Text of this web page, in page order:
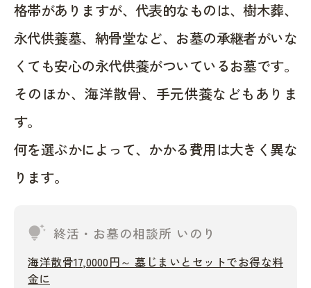
格帯がありますが、代表的なものは、樹木葬、
永代供養墓、納骨堂など、お墓の承継者がいな
くても安心の永代供養がついているお墓です。
そのほか、海洋散骨、手元供養などもありま
す。
何を選ぶかによって、かかる費用は大きく異な
ります。
tips_and_updates 終活・お墓の相談所 いのり
海洋散骨17,0000円～ 墓じまいとセットでお得な料
金に